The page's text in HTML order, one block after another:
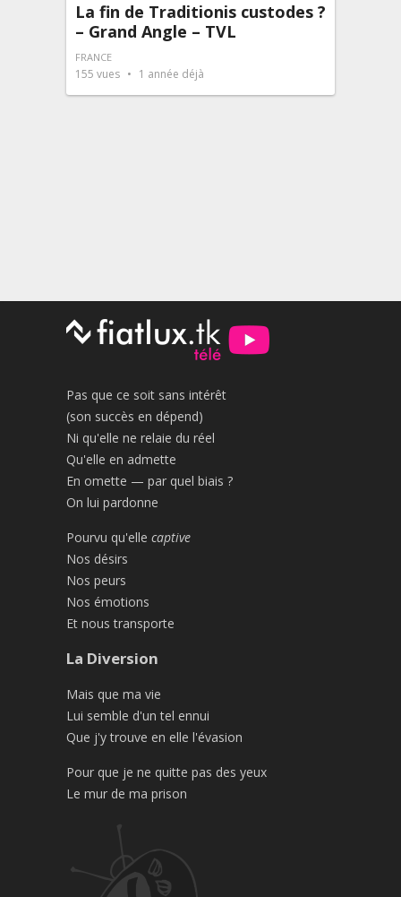
La fin de Traditionis custodes ?
– Grand Angle – TVL
FRANCE
155 vues 1 année déjà
Pas que ce soit sans intérêt
(son succès en dépend)
Ni qu'elle ne relaie du réel
Qu'elle en admette
En omette — par quel biais ?
On lui pardonne
Pourvu qu'elle captive
Nos désirs
Nos peurs
Nos émotions
Et nous transporte
La Diversion
Mais que ma vie
Lui semble d'un tel ennui
Que j'y trouve en elle l'évasion
Pour que je ne quitte pas des yeux
Le mur de ma prison